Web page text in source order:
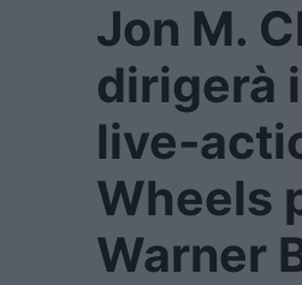
Jon M.
dirigerà
live-
Wheels
Warner